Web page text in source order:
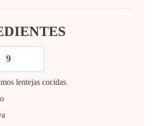
lentejas cocidas